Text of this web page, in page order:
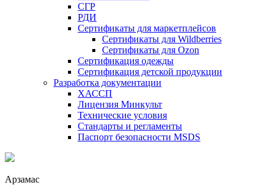
СГР
РДИ
Сертификаты для маркетплейсов
Сертификаты для Wildberries
Сертификаты для Ozon
Сертификация одежды
Сертификация детской продукции
Разработка документации
ХАССП
Лицензия Минкульт
Технические условия
Стандарты и регламенты
Паспорт безопасности MSDS
Арзамас